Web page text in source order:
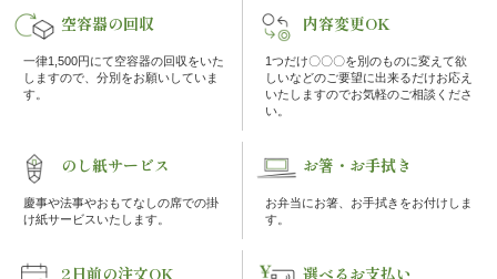
ト
接
お
も
空容器の回収
一律1,500円にて空容器の回収をいた
しますので、分別をお願いしていま
す。
内容変更OK
1つだけ〇〇〇を別のものに変えて欲
しいなどのご要望に出来るだけお応え
いたしますのでお気軽のご相談くださ
い。
のし紙サービス
慶事や法事やおもてなしの席での掛
け紙サービスいたします。
お箸・お手拭き
お弁当にお箸、お手拭きをお付けしま
す。
2日前の注文OK 選べるお支払い